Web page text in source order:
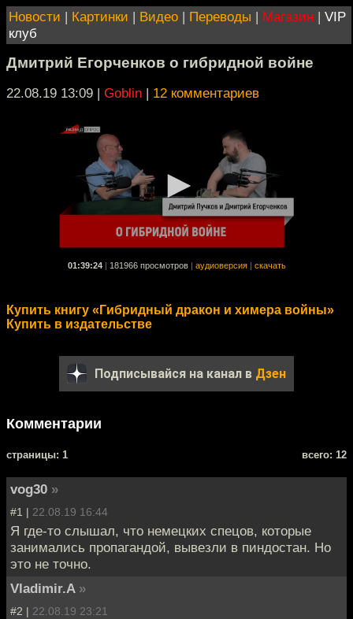
Новости | Картинки | Видео | Переводы | Магазин | VIP
клуб
Дмитрий Егорченков о гибридной войне
22.08.19 13:09 | Goblin | 12 комментариев
01:39:24 181966 просмотров аудиоверсия скачать
Купить книгу «Гибридный дракон и химера войны»
Купить в издательстве
Подписывайся на канал в Дзен
Комментарии
cтраницы: 1 всего: 12
vog30 »
#1 | 22.08.19 16:44
Я где-то слышал, что немецких спецов, которые
занимались пропагандой, вывезли в пиндостан. Но
это не точно.
Vladimir.A »
#2 | 22.08.19 23:21